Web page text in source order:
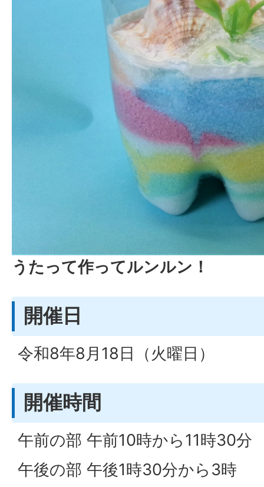
うたって作ってルンルン！
開催日
令和8年8月18日（火曜日）
開催時間
午前の部 午前10時から11時30分
午後の部 午後1時30分から3時